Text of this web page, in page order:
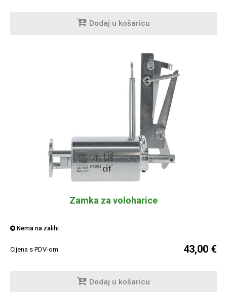
Dodaj u košaricu
Zamka za voloharice
Nema na zalihi
Cijena s PDV-om 43,00 €
Dodaj u košaricu